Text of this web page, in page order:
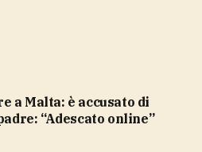
“Adescato online”